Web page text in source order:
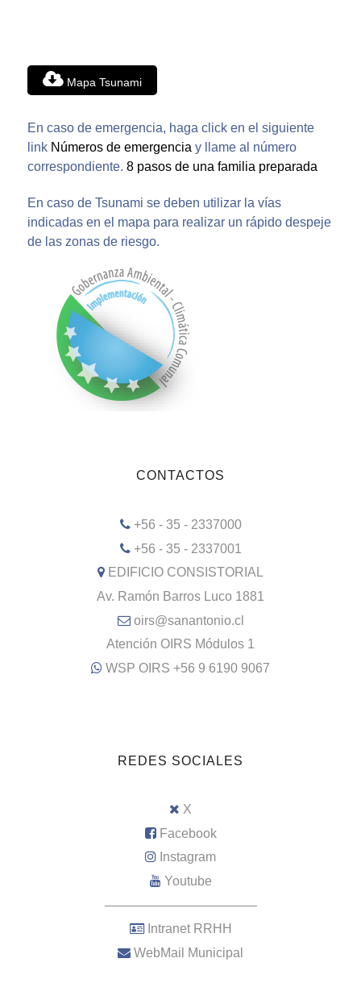
Mapa Tsunami
En caso de emergencia, haga click en el siguiente
link Números de emergencia y llame al número
correspondiente. 8 pasos de una familia preparada
En caso de Tsunami se deben utilizar la vías
indicadas en el mapa para realizar un rápido despeje
de las zonas de riesgo.
CONTACTOS
+56 - 35 - 2337000
+56 - 35 - 2337001
EDIFICIO CONSISTORIAL
Av. Ramón Barros Luco 1881
oirs@sanantonio.cl
Atención OIRS Módulos 1
WSP OIRS +56 9 6190 9067
REDES SOCIALES
X
Facebook
Instagram
Youtube
–––––––––––––––––––––
Intranet RRHH
WebMail Municipal